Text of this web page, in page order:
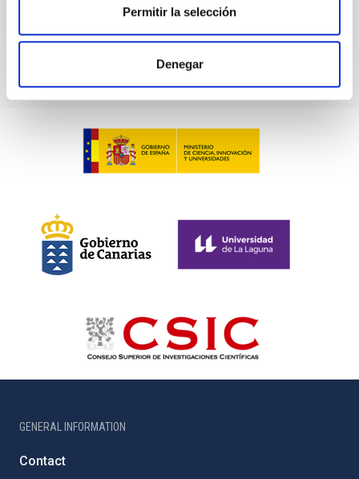
Permitir la selección
Denegar
GENERAL INFORMATION
Contact